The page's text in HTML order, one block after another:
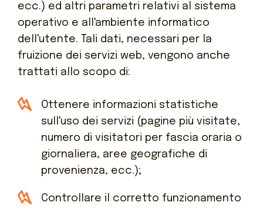
ecc.) ed altri parametri relativi al sistema
operativo e all'ambiente informatico
dell'utente.
Tali dati, necessari per la
fruizione dei servizi web, vengono anche
trattati allo scopo di:
Ottenere informazioni statistiche
sull'uso dei servizi (pagine più visitate,
numero di visitatori per fascia oraria o
giornaliera, aree geografiche di
provenienza, ecc.);
Controllare il corretto funzionamento